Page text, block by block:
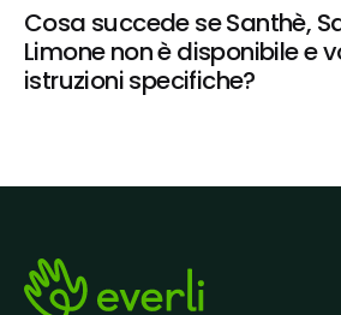
Cosa succede se Santhè,
Limone non è disponibile e
istruzioni specifiche?